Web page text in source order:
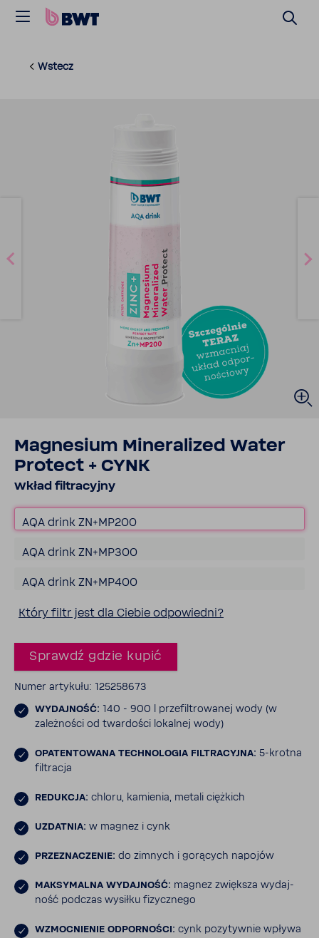
Wstecz
Magne­sium Mine­ra­lized Water
Protect + CYNK
Wkład filtra­cyjny
AQA drink ZN+MP200
AQA drink ZN+MP300
AQA drink ZN+MP400
Który filtr jest dla Ciebie odpo­wiedni?
Sprawdź gdzie kupić
Numer arty­kułu: 125258673
WYDAJ­NOŚĆ: 140 - 900 l prze­fil­tro­wanej wody (w
zależ­ności od twar­dości lokalnej wody)
OPATEN­TO­WANA TECH­NO­LOGIA FILTRA­CYJNA: 5-​krotna
filtracja
REDUKCJA: chloru, kamienia, metali cięż­kich
UZDATNIA: w magnez i cynk
PRZE­ZNA­CZENIE: do zimnych i gorą­cych napojów
MAKSY­MALNA WYDAJ­NOŚĆ: magnez zwiększa wydaj­
ność podczas wysiłku fizycz­nego
WZMOC­NIENIE ODPOR­NOŚCI: cynk pozy­tywnie wpływa